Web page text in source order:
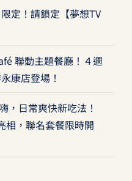
定！請鎖定【夢想TV
聯動主題餐廳！４週
康店登場！
，日常爽快新吃法！
相，聯名套餐限時開